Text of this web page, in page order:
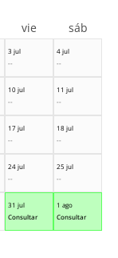
3 jul
--
4 jul
--
10 jul
--
11 jul
--
17 jul
--
18 jul
--
24 jul
--
25 jul
--
31 jul
Consultar
1 ago
Consultar
vie sáb